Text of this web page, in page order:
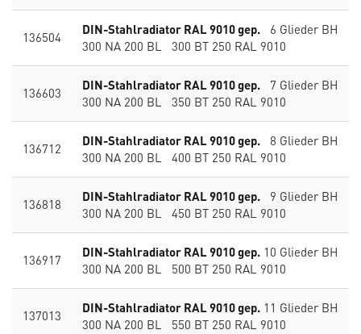
136504 DIN-Stahlradiator RAL 9010 gep. 6 Glieder BH
300 NA 200 BL 300 BT 250 RAL 9010
136603 DIN-Stahlradiator RAL 9010 gep. 7 Glieder BH
300 NA 200 BL 350 BT 250 RAL 9010
136712 DIN-Stahlradiator RAL 9010 gep. 8 Glieder BH
300 NA 200 BL 400 BT 250 RAL 9010
136818 DIN-Stahlradiator RAL 9010 gep. 9 Glieder BH
300 NA 200 BL 450 BT 250 RAL 9010
136917 DIN-Stahlradiator RAL 9010 gep. 10 Glieder BH
300 NA 200 BL 500 BT 250 RAL 9010
137013 DIN-Stahlradiator RAL 9010 gep. 11 Glieder BH
300 NA 200 BL 550 BT 250 RAL 9010